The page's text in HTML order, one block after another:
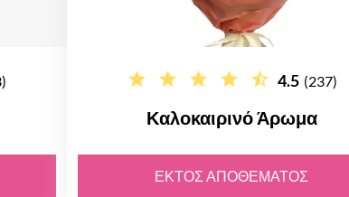
4.5 (237)
Καλοκαιρινό Άρωμα
ΕΚΤΌΣ ΑΠΟΘΈΜΑΤΟΣ